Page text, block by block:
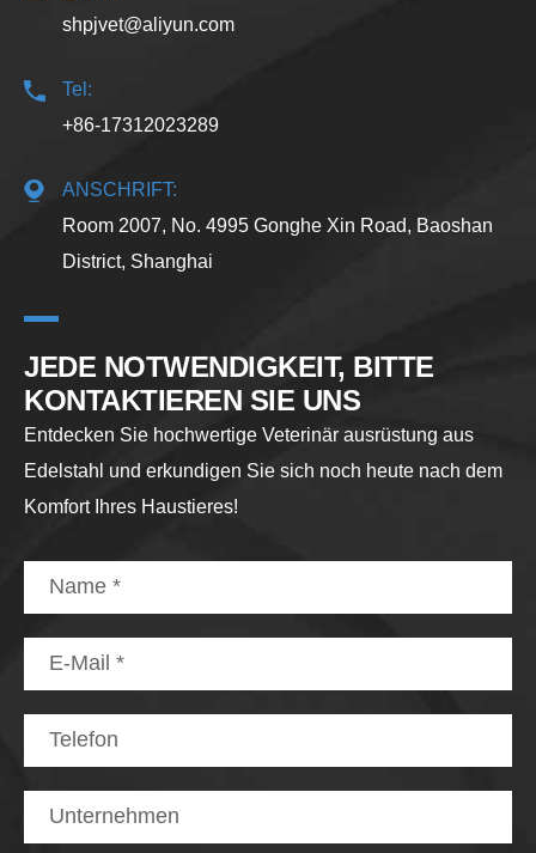
shpjvet@aliyun.com
Tel:
+86-17312023289
ANSCHRIFT:
Room 2007, No. 4995 Gonghe Xin Road, Baoshan
District, Shanghai
JEDE NOTWENDIGKEIT, BITTE
KONTAKTIEREN SIE UNS
Entdecken Sie hochwertige Veterinär ausrüstung aus
Edelstahl und erkundigen Sie sich noch heute nach dem
Komfort Ihres Haustieres!